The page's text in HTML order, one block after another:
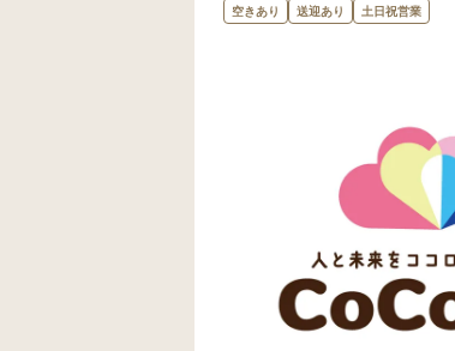
空きあり 送迎あり 土日祝営業